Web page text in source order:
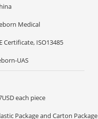
Medical
Certificate, ISO13485
UAS
each piece
Package and Carton Package